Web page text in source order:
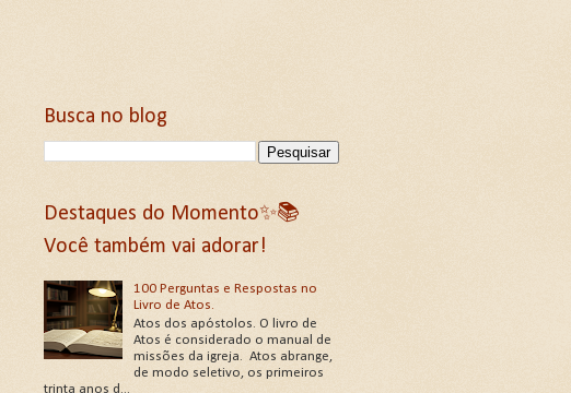
Busca no blog
Destaques do Momento✨📚
Você também vai adorar!
100 Perguntas e Respostas no
Livro de Atos.
Atos dos apóstolos. O livro de
Atos é considerado o manual de
missões da igreja. Atos abrange,
de modo seletivo, os primeiros
trinta anos d...